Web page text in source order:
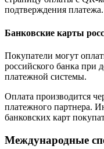
подтверждения платежа.
Банковские карты
Покупатели могут
российского банка при
платежной системы.
Оплата производится
платежного партнера.
банковских карт
Международные